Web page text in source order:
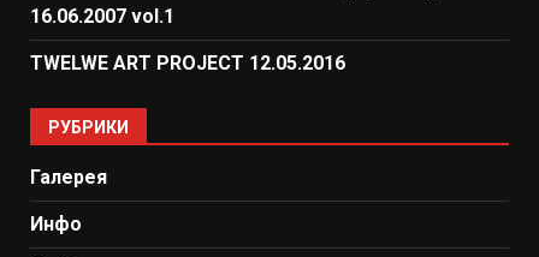
16.06.2007 vol.1
TWELWE ART PROJECT 12.05.2016
РУБРИКИ
Галерея
Инфо